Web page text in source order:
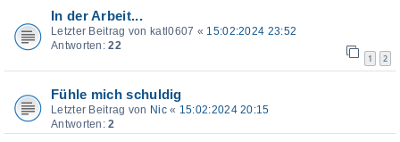
In der Arbeit...
Letzter Beitrag von katl0607 « 15:02:2024 23:52
Antworten:22
1 2
Fühle mich schuldig
Letzter Beitrag von Nic« 15:02:2024 20:15
Antworten:2